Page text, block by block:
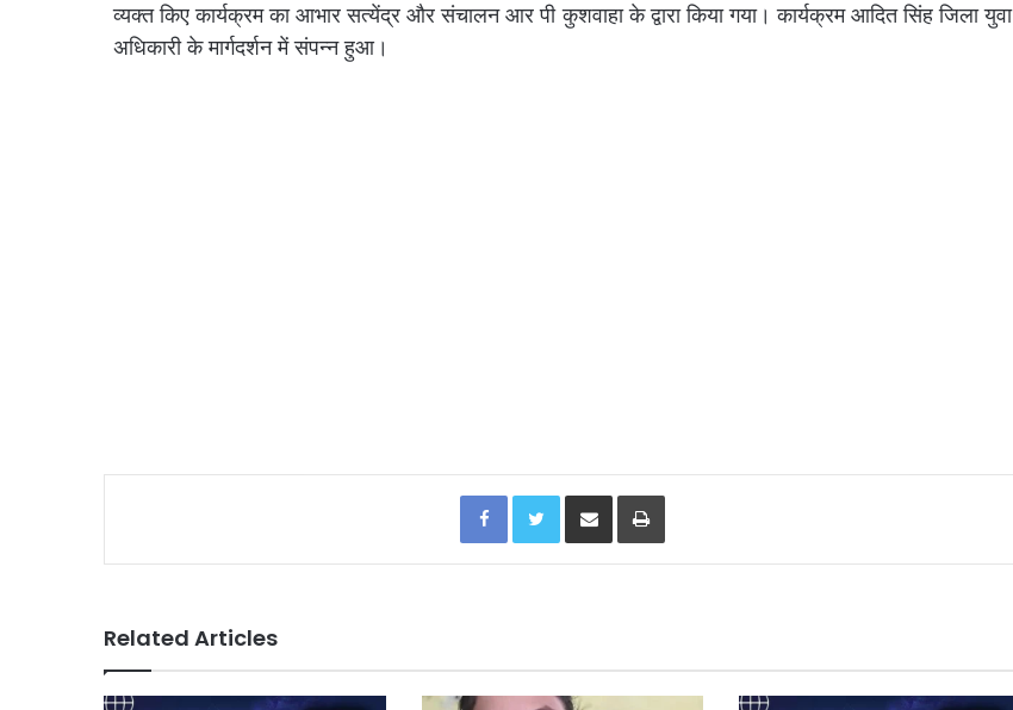
व्यक्त किए कार्यक्रम का आभार सत्येंद्र और संचालन आर पी कुशवाहा के द्वारा किया गया। कार्यक्रम आदित सिंह जिला युवा
अधिकारी के मार्गदर्शन में संपन्न हुआ।
Facebook Twitter
Related Articles